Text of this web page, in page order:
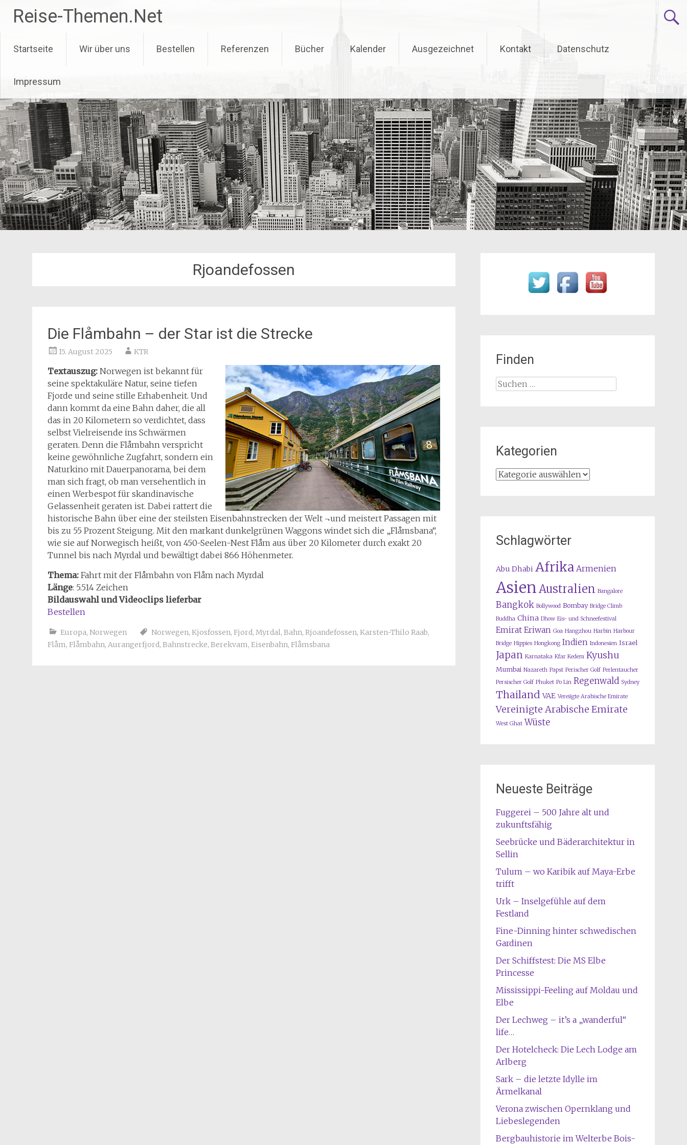
Inhalt
springen
Reise-Themen.Net
Startseite Wir über uns Bestellen Referenzen Bücher Kalender Ausgezeichnet Kontakt Datenschutz
Impressum
Rjoandefossen
Die Flåmbahn – der Star ist die Strecke
15. August 2025 KTR
Textauszug: Norwegen ist bekannt für
seine spektakuläre Natur, seine tiefen
Fjorde und seine stille Erhabenheit. Und
dann kommt da eine Bahn daher, die all
das in 20 Kilometern so verdichtet, dass
selbst Vielreisende ins Schwärmen
geraten. Denn die Flåmbahn verspricht
keine gewöhnliche Zugfahrt, sondern ein
Naturkino mit Dauerpanorama, bei dem
man sich fragt, ob man versehentlich in
einen Werbespot für skandinavische
Gelassenheit geraten ist. Dabei rattert die
historische Bahn über eine der steilsten Eisenbahnstrecken der Welt ¬und meistert Passagen mit
bis zu 55 Prozent Steigung. Mit den markant dunkelgrünen Waggons windet sich die „Flåmsbana“,
wie sie auf Norwegisch heißt, von 450-Seelen-Nest Flåm aus über 20 Kilometer durch exakt 20
Tunnel bis nach Myrdal und bewältigt dabei 866 Höhenmeter.
Thema: Fahrt mit der Flåmbahn von Flåm nach Myrdal
Länge: 5.514 Zeichen
Bildauswahl und Videoclips lieferbar
Bestellen
Europa, Norwegen Norwegen, Kjosfossen, Fjord, Myrdal, Bahn, Rjoandefossen, Karsten-Thilo Raab,
Flåm, Flåmbahn, Aurangerfjord, Bahnstrecke, Berekvam, Eisenbahn, Flåmsbana
Finden
Suchen
Kategorien
Kategorien
Schlagwörter
Abu Dhabi Afrika Armenien
AsienAustralien Bangalore
Bangkok Bollywood Bombay Bridge Climb
Buddha China Dhow Eis- und Schneefestival
Emirat Eriwan Goa Hangzhou Harbin Harbour
Bridge Hippies Hongkong Indien Indonesien Israel
Japan Karnataka Kfar Kedem Kyushu
Mumbai Nazareth Papst Perischer Golf Perlentaucher
Persischer Golf Phuket Po Lin Regenwald Sydney
Thailand VAE Vereiigte Arabische Emirate
Vereinigte Arabische Emirate
West Ghat Wüste
Neueste Beiträge
Fuggerei – 500 Jahre alt und
zukunftsfähig
Seebrücke und Bäderarchitektur in
Sellin
Tulum – wo Karibik auf Maya-Erbe
trifft
Urk – Inselgefühle auf dem
Festland
Fine-Dinning hinter schwedischen
Gardinen
Der Schiffstest: Die MS Elbe
Princesse
Mississippi-Feeling auf Moldau und
Elbe
Der Lechweg – it’s a „wanderful“
life…
Der Hotelcheck: Die Lech Lodge am
Arlberg
Sark – die letzte Idylle im
Ärmelkanal
Verona zwischen Opernklang und
Liebeslegenden
Bergbauhistorie im Welterbe Bois-